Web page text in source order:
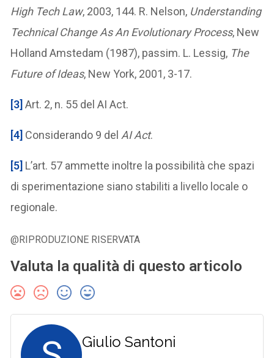
High Tech Law, 2003, 144. R. Nelson, Understanding
Technical Change As An Evolutionary Process, New
Holland Amstedam (1987), passim. L. Lessig, The
Future of Ideas, New York, 2001, 3-17.
[3] Art. 2, n. 55 del AI Act.
[4] Considerando 9 del AI Act.
[5] L’art. 57 ammette inoltre la possibilità che spazi
di sperimentazione siano stabiliti a livello locale o
regionale.
@RIPRODUZIONE RISERVATA
Valuta la qualità di questo articolo
Giulio Santoni